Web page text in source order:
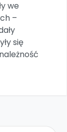
we
–
się